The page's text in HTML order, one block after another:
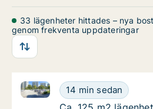
33 lägenheter hittades – nya
genom frekventa uppdateringar
Ca. 125 m2
14 min sedan
Ca. 125 m2 lägenhet att